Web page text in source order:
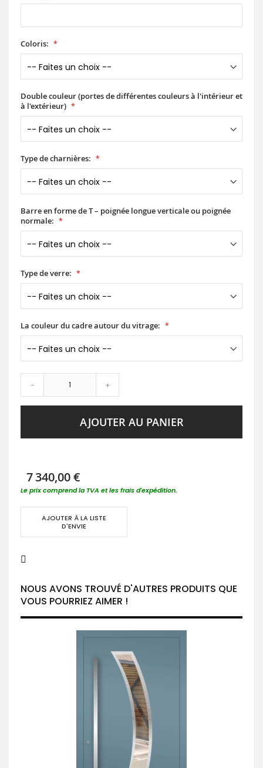
Coloris:
Double couleur (portes de différentes couleurs à l'intérieur et
à l'extérieur)
Type de charnières:
Barre en forme de T – poignée longue verticale ou poignée
normale:
Type de verre:
La couleur du cadre autour du vitrage:
- +
AJOUTER AU PANIER
7 340,00 €
Le prix comprend la TVA et les frais d'expédition.
AJOUTER À LA LISTE
D'ENVIE
NOUS AVONS TROUVÉ D'AUTRES PRODUITS QUE
VOUS POURRIEZ AIMER !